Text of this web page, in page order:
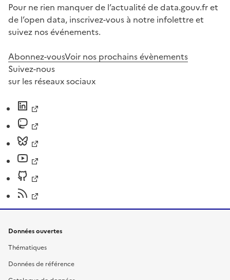
Pour ne rien manquer de l’actualité de data.gouv.fr et
de l’open data, inscrivez-vous à notre infolettre et
suivez nos événements.
Abonnez-vousVoir nos prochains évènements
Suivez-nous
sur les réseaux sociaux
Données ouvertes
Thématiques
Données de référence